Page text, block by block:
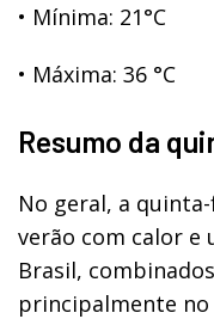
• Mínima: 21°C
• Máxima: 36 °C
Resumo da
No geral, a
verão com calor e
Brasil,
principalmente